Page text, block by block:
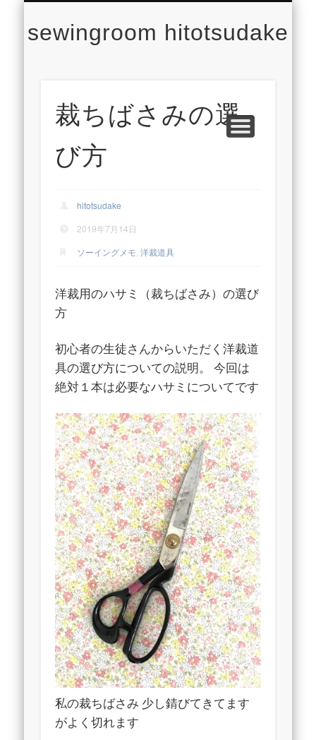
sewingroom hitotsudake
裁ちばさみの選
び方
hitotsudake
2019年7月14日
ソーイングメモ ,洋裁道具
洋裁用のハサミ（裁ちばさみ）の選び
方
初心者の生徒さんからいただく洋裁道
具の選び方についての説明。 今回は
絶対１本は必要なハサミについてです
私の裁ちばさみ 少し錆びてきてます
がよく切れます